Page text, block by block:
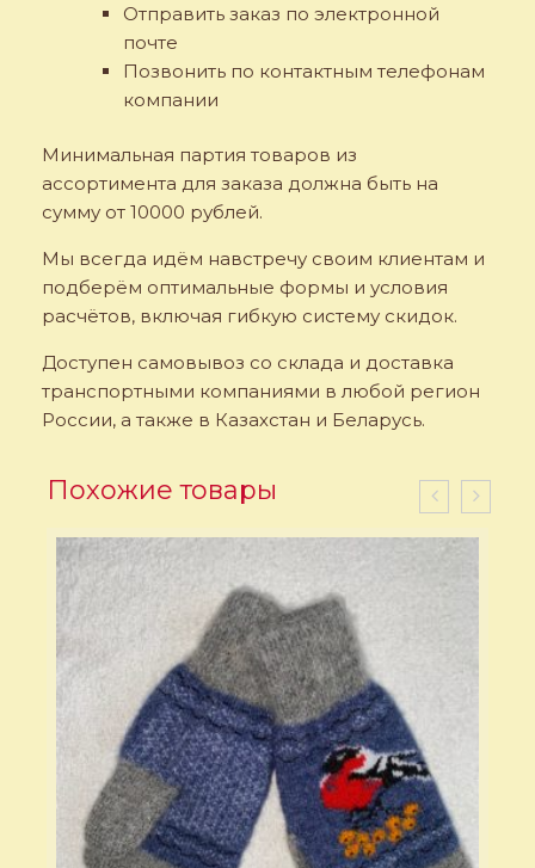
Отправить заказ по электронной
почте
Позвонить по контактным телефонам
компании
Минимальная партия товаров из
ассортимента для заказа должна быть на
сумму от 10000 рублей.
Мы всегда идём навстречу своим клиентам и
подберём оптимальные формы и условия
расчётов, включая гибкую систему скидок.
Доступен самовывоз со склада и доставка
транспортными компаниями в любой регион
России, а также в Казахстан и Беларусь.
Похожие товары